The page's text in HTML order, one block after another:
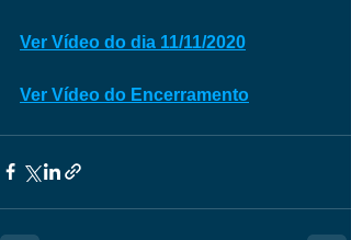
Ver Vídeo do dia 11/11/2020
Ver Vídeo do Encerramento